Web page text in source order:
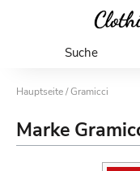
Suche
Hauptseite/ Gramicci
Marke